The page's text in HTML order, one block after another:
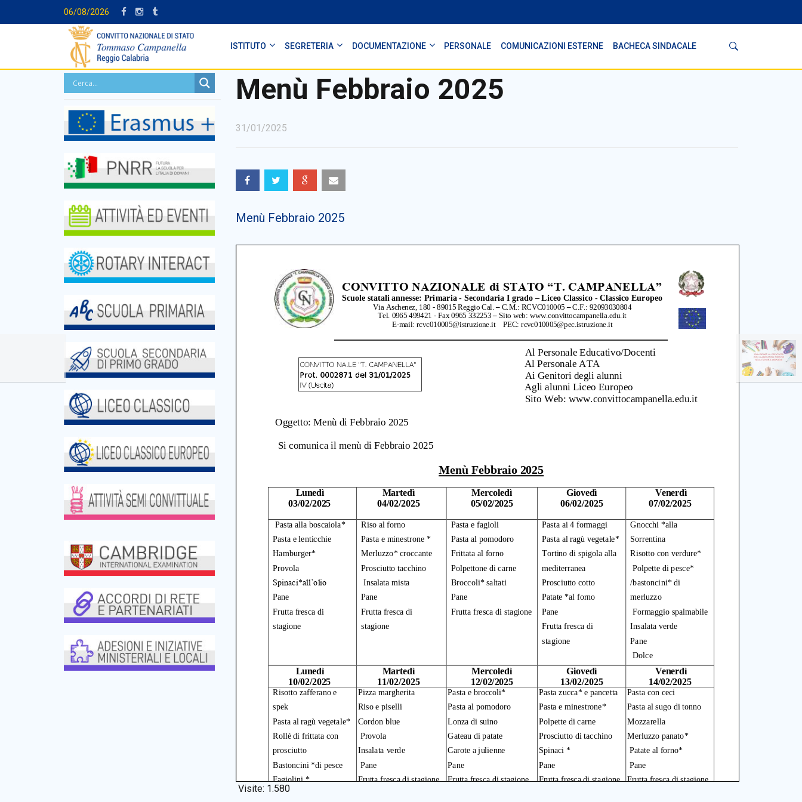
06/08/2026
ISTITUTO SEGRETERIA DOCUMENTAZIONE PERSONALE COMUNICAZIONI ESTERNE BACHECA SINDACALE
Menù Febbraio 2025
31/01/2025
Menù Febbraio 2025
Visite: 1.580